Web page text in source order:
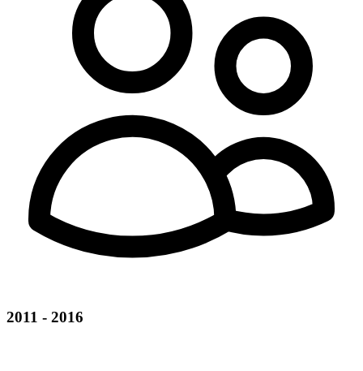
2011 - 2016